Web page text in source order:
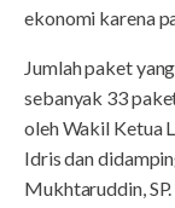
ekonomi karena
Jumlah paket
sebanyak 33
oleh Wakil Ketua
Idris dan
Mukhtaruddin, SP.